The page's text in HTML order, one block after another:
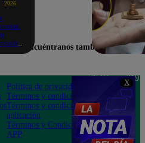
X
2026
de
Encuéntranos también en
Política de privacidad
Términos y condiciones
Términos y condiciones
aplicación
Términos y Condiciones
APP
Teléfono: 219
Av. San
Felipe 968
Jesús María